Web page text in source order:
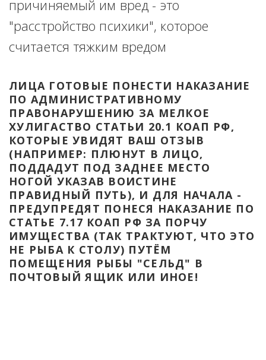
причиняемый им вред - это
"расстройство психики", которое
считается тяжким вредом
ЛИЦА ГОТОВЫЕ ПОНЕСТИ НАКАЗАНИЕ
ПО АДМИНИСТРАТИВНОМУ
ПРАВОНАРУШЕНИЮ ЗА МЕЛКОЕ
ХУЛИГАСТВО СТАТЬИ 20.1 КОАП РФ,
КОТОРЫЕ УВИДЯТ ВАШ ОТЗЫВ
(НАПРИМЕР: ПЛЮНУТ В ЛИЦО,
ПОДДАДУТ ПОД ЗАДНЕЕ МЕСТО
НОГОЙ УКАЗАВ ВОИСТИНЕ
ПРАВИДНЫЙ ПУТЬ), И ДЛЯ НАЧАЛА -
ПРЕДУПРЕДЯТ ПОНЕСЯ НАКАЗАНИЕ ПО
СТАТЬЕ 7.17 КОАП РФ ЗА ПОРЧУ
ИМУЩЕСТВА (ТАК ТРАКТУЮТ, ЧТО ЭТО
НЕ РЫБА К СТОЛУ) ПУТЁМ
ПОМЕЩЕНИЯ РЫБЫ "СЕЛЬД" В
ПОЧТОВЫЙ ЯЩИК ИЛИ ИНОЕ!